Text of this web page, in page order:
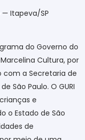
— Itapeva/SP
do Governo do
Cultura, por
a Secretaria de
São Paulo. O GURI
e
o Estado de São
de